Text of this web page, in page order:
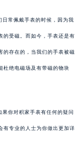
常佩戴手表的时候，因为我
的受磁。而如今，手表还是有
的存在的，当我们的手表被磁
杜绝电磁场及有带磁的物块
果你对积家手表有任何的疑问
有专业的人士为你做出更加详